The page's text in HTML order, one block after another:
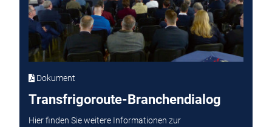
Dokument
Transfrigoroute-Branchendialog
Hier finden Sie weitere Informationen zur